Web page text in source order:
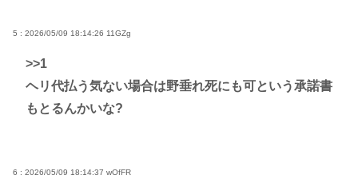
5 : 2026/05/09 18:14:26 11GZg
>>1
ヘリ代払う気ない場合は野垂れ死にも可という承諾書
もとるんかいな?
6 : 2026/05/09 18:14:37 wOfFR